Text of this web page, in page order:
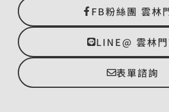
FB粉絲團 雲林
LINE@ 雲林
表單諮詢